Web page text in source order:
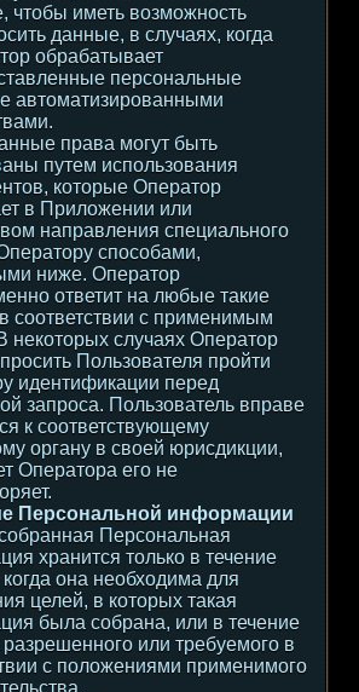
чтобы иметь возможность
данные, в случаях, когда
обрабатывает
персональные
автоматизированными
права могут быть
путем использования
которые Оператор
в Приложении или
направления специального
способами,
ниже. Оператор
ответит на любые такие
соответствии с применимым
некоторых случаях Оператор
Пользователя пройти
идентификации перед
запроса. Пользователь вправе
к соответствующему
органу в своей юрисдикции,
Оператора его не
Персональной информации
Персональная
хранится только в течение
она необходима для
целей, в которых такая
была собрана, или в течение
или требуемого в
с положениями применимого